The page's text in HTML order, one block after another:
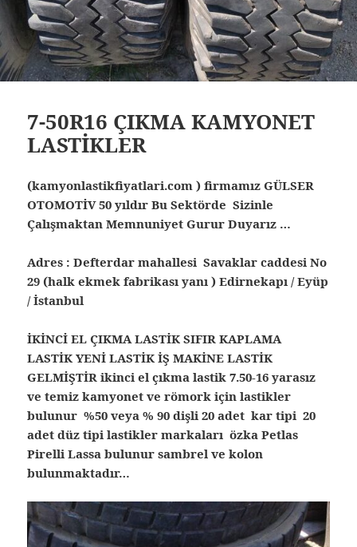
7-50R16 ÇIKMA KAMYONET
LASTİKLER
(kamyonlastikfiyatlari.com ) firmamız GÜLSER
OTOMOTİV 50 yıldır Bu Sektörde Sizinle
Çalışmaktan Memnuniyet Gurur Duyarız …
Adres : Defterdar mahallesi Savaklar caddesi No
29 (halk ekmek fabrikası yanı ) Edirnekapı / Eyüp
/ İstanbul
İKİNCİ EL ÇIKMA LASTİK SIFIR KAPLAMA
LASTİK YENİ LASTİK İŞ MAKİNE LASTİK
GELMİŞTİR ikinci el çıkma lastik7.50-16 yarasız
ve temiz kamyonet ve römork için lastikler
bulunur %50 veya % 90 dişli 20 adet kar tipi 20
adet düz tipi lastikler markaları özka Petlas
Pirelli Lassa bulunur sambrel ve kolon
bulunmaktadır…